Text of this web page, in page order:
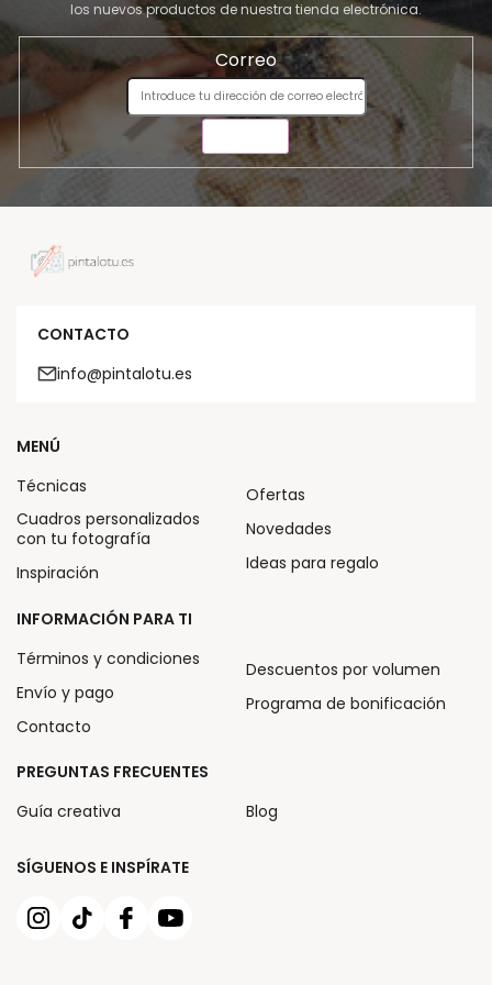
los nuevos productos de nuestra tienda electrónica.
Correo
CONTACTO
info@pintalotu.es
SÍGUENOS E INSPÍRATE
MENÚ
Técnicas
Cuadros personalizados
con tu fotografía
Inspiración
Ofertas
Novedades
Ideas para regalo
INFORMACIÓN PARA TI
Términos y condiciones
Envío y pago
Contacto
Descuentos por volumen
Programa de bonificación
PREGUNTAS FRECUENTES
Guía creativa
Blog